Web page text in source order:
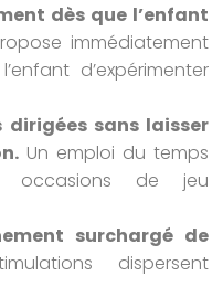
dès que l’enfant
immédiatement
d’expérimenter
sans laisser
Un emploi du temps
occasions de jeu
surchargé de
dispersent